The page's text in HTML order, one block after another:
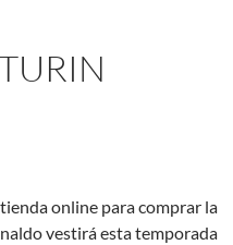
online para comprar la
vestirá esta temporada